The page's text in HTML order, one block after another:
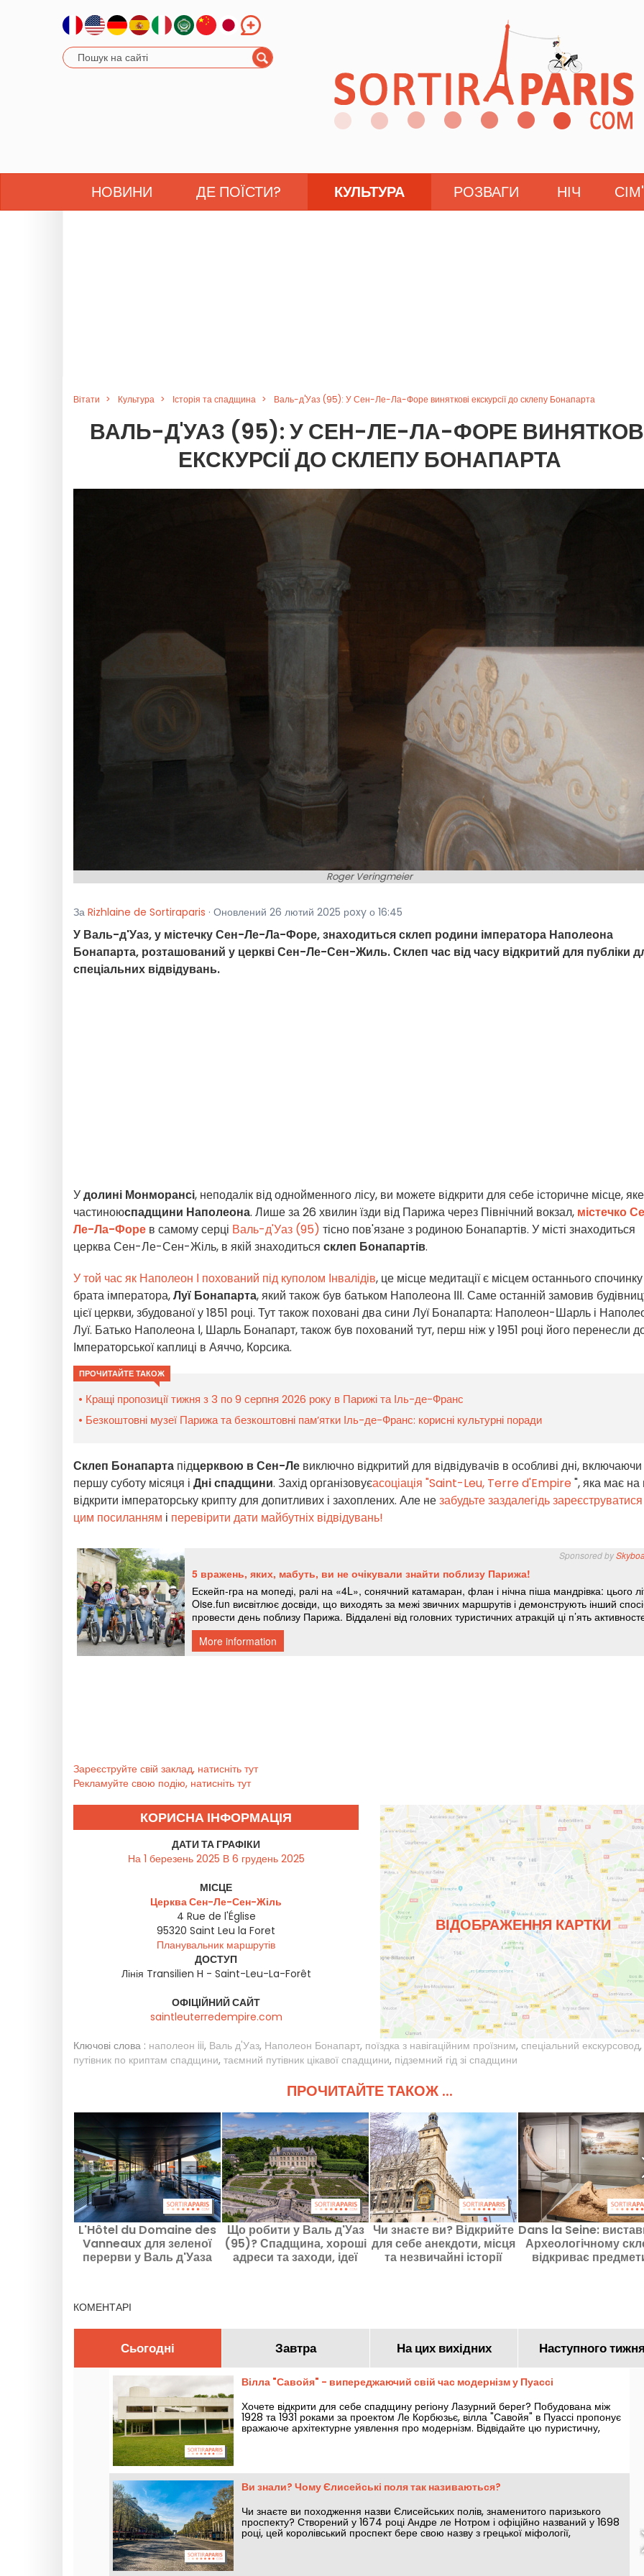
НОВИНИ ДЕ ПОЇСТИ? КУЛЬТУРА РОЗВАГИ НІЧ
Вітати Культура Історія та спадщина Валь-д'Уаз (95): У Сен-Ле-Ла-Форе виняткові екскурсії до склепу Бонапарта
ВАЛЬ-Д'УАЗ (95): У СЕН-ЛЕ-ЛА-ФОРЕ
ЕКСКУРСІЇ ДО СКЛЕПУ БОНАПАРТА
Roger Veringmeier
За Rizhlaine de Sortiraparis · Оновлений 26 лютий 2025 рoxy о 16:45
У Валь-д'Уаз, у містечку Сен-Ле-Ла-Форе, знаходиться склеп родини імператора Наполеона
Бонапарта, розташований у церкві Сен-Ле-Сен-Жиль. Склеп час від часу відкритий для публіки
спеціальних відвідувань.
Удолині Монморансі, неподалік від однойменного лісу, ви можете відкрити для себе історичне місце,
частиноюспадщини Наполеона. Лише за 26 хвилин їзди від Парижа через Північний вокзал, містечко
Ле-Ла-Форе в самому серці Валь-д'Уаз (95) тісно пов'язане з родиною Бонапартів. У місті знаходиться
церква Сен-Ле-Сен-Жіль, в якій знаходиться склеп Бонапартів.
У той час як Наполеон І похований під куполом Інвалідів, це місце медитації є місцем останнього спочинку
брата імператора,Луї Бонапарта, який також був батьком Наполеона ІІІ. Саме останній замовив
цієї церкви, збудованої у 1851 році. Тут також поховані два сини Луї Бонапарта: Наполеон-Шарль і
Луї. Батько Наполеона І, Шарль Бонапарт, також був похований тут, перш ніж у 1951 році його перенесли
Імператорської каплиці в Аяччо, Корсика.
ПРОЧИТАЙТЕ ТАКОЖ
Кращі пропозиції тижня з 3 по 9 серпня 2026 року в Парижі та Іль-де-Франс
Безкоштовні музеї Парижа та безкоштовні пам’ятки Іль-де-Франс: корисні культурні поради
Склеп Бонапарта підцерквою в Сен-Ле виключно відкритий для відвідувачів в особливі дні, включаючи
першу суботу місяця і Дні спадщини. Захід організовуєасоціація "Saint-Leu, Terre d'Empire", яка має на
відкрити імператорську крипту для допитливих і захоплених. Але незабудьте заздалегідь
цим посиланням і перевірити дати майбутніх відвідувань!
Зареєструйте свій заклад, натисніть тут
Рекламуйте свою подію, натисніть тут
КОРИСНА ІНФОРМАЦІЯ
ДАТИ ТА ГРАФІКИ
На 1 березень 2025 В 6 грудень 2025
МІСЦЕ
Церква Сен-Ле-Сен-Жіль
4 Rue de l'Église
95320 Saint Leu la Foret
Планувальник маршрутів
ДОСТУП
Лінія Transilien H - Saint-Leu-La-Forêt
ОФІЦІЙНИЙ САЙТ
saintleuterredempire.com
ВІДОБРАЖЕННЯ КАРТКИ
Ключові слова : наполеон iii, Валь д'Уаз, Наполеон Бонапарт, поїздка з навігаційним проїзним, спеціальний екскурсовод,
путівник по криптам спадщини, таємний путівник цікавої спадщини, підземний гід зі спадщини
ПРОЧИТАЙТЕ ТАКОЖ ...
L'Hôtel du Domaine des
Vanneaux для зеленої
перерви у Валь д'Уаза
Що робити у Валь д'Уаз
(95)? Спадщина, хороші
адреси та заходи, ідеї
Чи знаєте ви? Відкрийте
для себе анекдоти, місця
та незвичайні історії
Dans la Seine:
Археологічному
відкриває
КОМЕНТАРІ
Сьогодні Завтра На цих вихідних Наступного
Вілла "Савойя" - випереджаючий свій час модернізм у Пуассі
Хочете відкрити для себе спадщину регіону Лазурний берег? Побудована між
1928 та 1931 роками за проектом Ле Корбюзьє, вілла "Савойя" в Пуассі пропонує
вражаюче архітектурне уявлення про модернізм. Відвідайте цю пуристичну,
Ви знали? Чому Єлисейські поля так називаються?
Чи знаєте ви походження назви Єлисейських полів, знаменитого паризького
проспекту? Створений у 1674 році Андре ле Нотром і офіційно названий у 1698
році, цей королівський проспект бере свою назву з грецької міфології,